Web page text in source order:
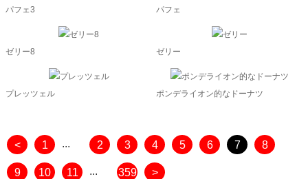
パフェ3 パフェ
ゼリー8 ゼリー
プレッツェル ポンデライオン的なドーナツ
< 1 ... 2 3 4 5 6 7 8
9 10 11 ... 359 >